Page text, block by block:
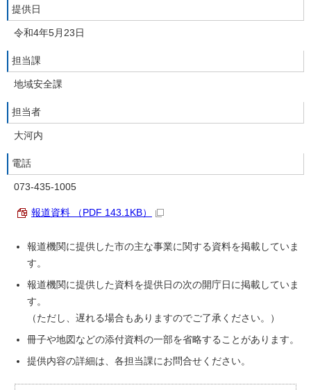
提供日
令和4年5月23日
担当課
地域安全課
担当者
大河内
電話
073-435-1005
報道資料 （PDF 143.1KB）
報道機関に提供した市の主な事業に関する資料を掲載していま
す。
報道機関に提供した資料を提供日の次の開庁日に掲載していま
す。
（ただし、遅れる場合もありますのでご了承ください。）
冊子や地図などの添付資料の一部を省略することがあります。
提供内容の詳細は、各担当課にお問合せください。